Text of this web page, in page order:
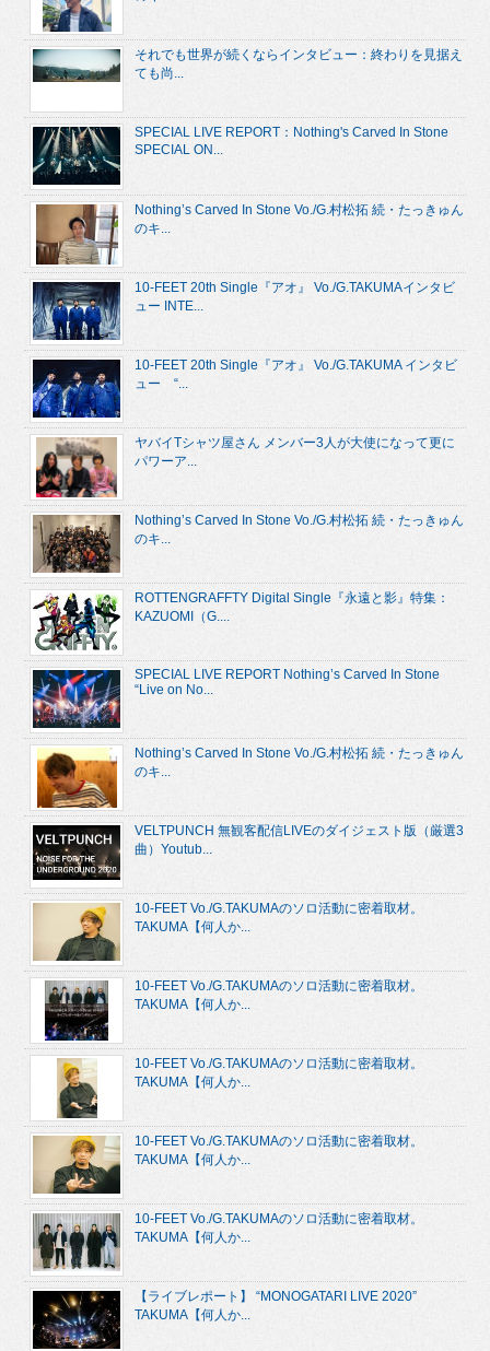
それでも世界が続くならインタビュー：終わりを見据え
ても尚...
SPECIAL LIVE REPORT：Nothing's Carved In Stone
SPECIAL ON...
Nothing’s Carved In Stone Vo./G.村松拓 続・たっきゅん
のキ...
10-FEET 20th Single『アオ』 Vo./G.TAKUMAインタビ
ュー INTE...
10-FEET 20th Single『アオ』 Vo./G.TAKUMA インタビ
ュー “...
ヤバイTシャツ屋さん メンバー3人が大使になって更に
パワーア...
Nothing’s Carved In Stone Vo./G.村松拓 続・たっきゅん
のキ...
ROTTENGRAFFTY Digital Single『永遠と影』特集：
KAZUOMI（G....
SPECIAL LIVE REPORT Nothing’s Carved In Stone
“Live on No...
Nothing’s Carved In Stone Vo./G.村松拓 続・たっきゅん
のキ...
VELTPUNCH 無観客配信LIVEのダイジェスト版（厳選3
曲）Youtub...
10-FEET Vo./G.TAKUMAのソロ活動に密着取材。
TAKUMA【何人か...
10-FEET Vo./G.TAKUMAのソロ活動に密着取材。
TAKUMA【何人か...
10-FEET Vo./G.TAKUMAのソロ活動に密着取材。
TAKUMA【何人か...
10-FEET Vo./G.TAKUMAのソロ活動に密着取材。
TAKUMA【何人か...
10-FEET Vo./G.TAKUMAのソロ活動に密着取材。
TAKUMA【何人か...
【ライブレポート】 “MONOGATARI LIVE 2020”
TAKUMA【何人か...